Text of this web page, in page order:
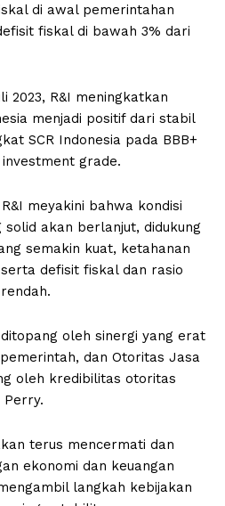
di awal pemerintahan
fiskal di bawah 3% dari
2023, R&I meningkatkan
menjadi positif dari stabil
SCR Indonesia pada BBB+
grade.
meyakini bahwa kondisi
solid akan berlanjut, didukung
semakin kuat, ketahanan
defisit fiskal dan rasio
oleh sinergi yang erat
dan Otoritas Jasa
oleh kredibilitas otoritas
Perry.
terus mencermati dan
ekonomi dan keuangan
langkah kebijakan